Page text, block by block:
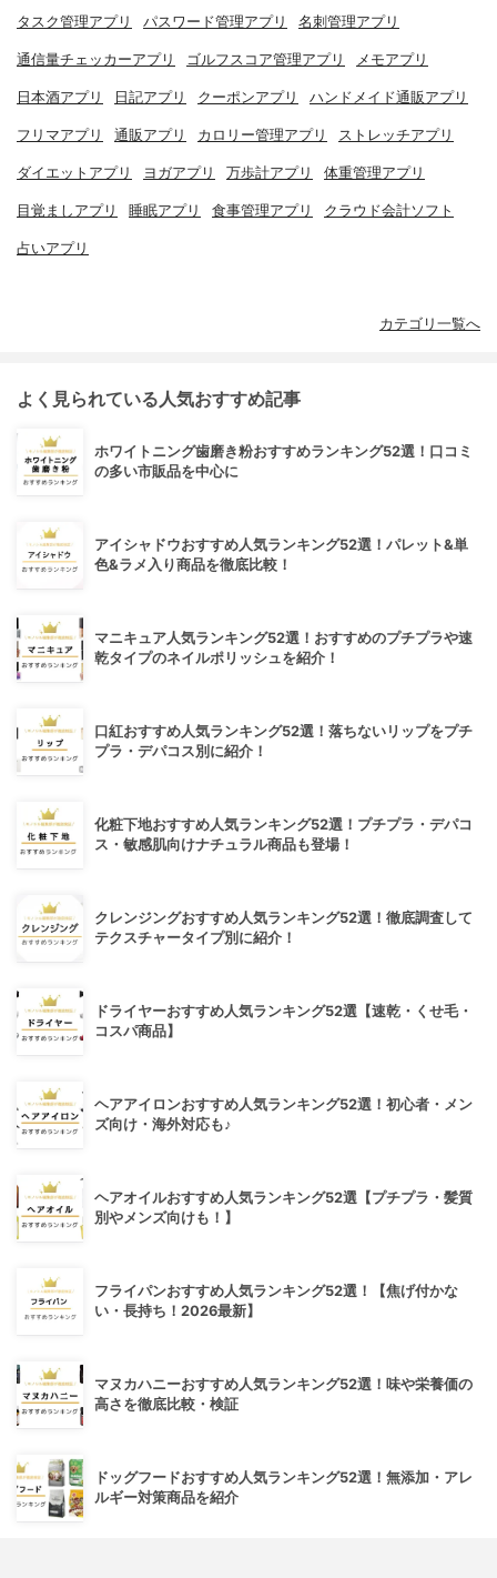
タスク管理アプリ パスワード管理アプリ 名刺管理アプリ
通信量チェッカーアプリ ゴルフスコア管理アプリ メモアプリ
日本酒アプリ 日記アプリ クーポンアプリ ハンドメイド通販アプリ
フリマアプリ 通販アプリ カロリー管理アプリ ストレッチアプリ
ダイエットアプリ ヨガアプリ 万歩計アプリ 体重管理アプリ
目覚ましアプリ 睡眠アプリ 食事管理アプリ クラウド会計ソフト
占いアプリ
カテゴリ一覧へ
よく見られている人気おすすめ記事
ホワイトニング歯磨き粉おすすめランキング52選！口コミ
の多い市販品を中心に
アイシャドウおすすめ人気ランキング52選！パレット&単
色&ラメ入り商品を徹底比較！
マニキュア人気ランキング52選！おすすめのプチプラや速
乾タイプのネイルポリッシュを紹介！
口紅おすすめ人気ランキング52選！落ちないリップをプチ
プラ・デパコス別に紹介！
化粧下地おすすめ人気ランキング52選！プチプラ・デパコ
ス・敏感肌向けナチュラル商品も登場！
クレンジングおすすめ人気ランキング52選！徹底調査して
テクスチャータイプ別に紹介！
ドライヤーおすすめ人気ランキング52選【速乾・くせ毛・
コスパ商品】
ヘアアイロンおすすめ人気ランキング52選！初心者・メン
ズ向け・海外対応も♪
ヘアオイルおすすめ人気ランキング52選【プチプラ・髪質
別やメンズ向けも！】
フライパンおすすめ人気ランキング52選！【焦げ付かな
い・長持ち！2026最新】
マヌカハニーおすすめ人気ランキング52選！味や栄養価の
高さを徹底比較・検証
ドッグフードおすすめ人気ランキング52選！無添加・アレ
ルギー対策商品を紹介